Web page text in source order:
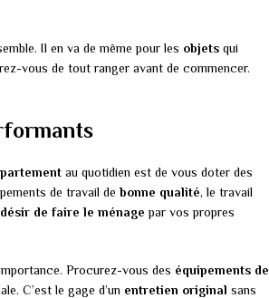
Il en va de même pour les objets qui
vous de tout ranger avant de commencer.
au quotidien est de vous doter des
de travail debonne qualité, le travail
désir de faire le ménage par vos propres
Procurez-vous des équipements de
C’est le gage d’un entretien original sans